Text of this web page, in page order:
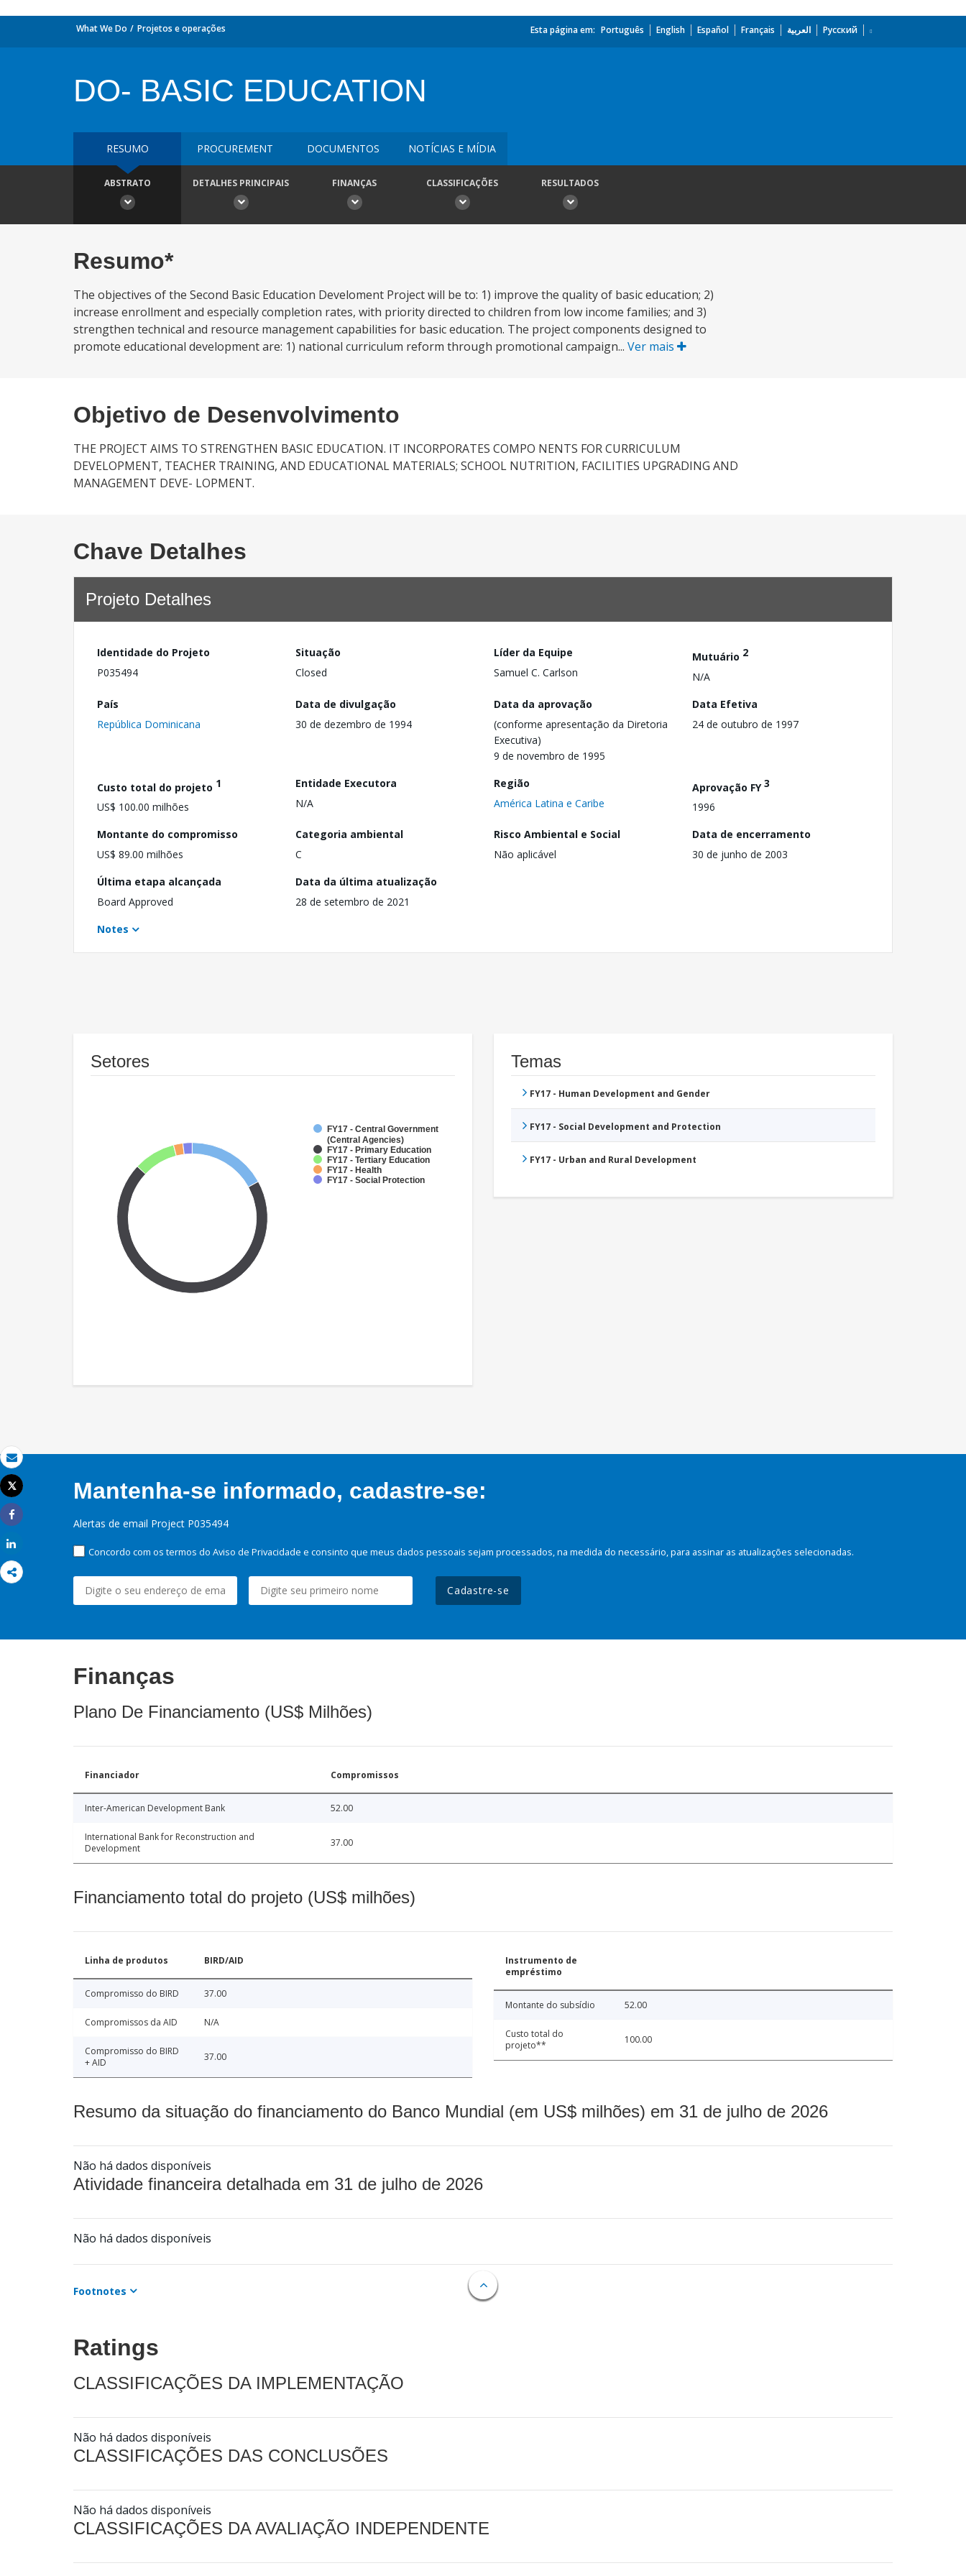
Email
Imprimir
Tweet
Share
What We Do Projetos e operações Esta página em: Português English Español Français العربية Русский
DO- BASIC EDUCATION
RESUMO PROCUREMENT DOCUMENTOS NOTÍCIAS E MÍDIA
ABSTRATO DETALHES PRINCIPAIS FINANÇAS CLASSIFICAÇÕES RESULTADOS
Resumo*
The objectives of the Second Basic Education Develoment Project will be to: 1) improve the quality of basic education; 2)
increase enrollment and especially completion rates, with priority directed to children from low income families; and 3)
strengthen technical and resource management capabilities for basic education. The project components designed to
promote educational development are: 1) national curriculum reform through promotional campaign... Ver mais
Objetivo de Desenvolvimento
THE PROJECT AIMS TO STRENGTHEN BASIC EDUCATION. IT INCORPORATES COMPO NENTS FOR CURRICULUM
DEVELOPMENT, TEACHER TRAINING, AND EDUCATIONAL MATERIALS; SCHOOL NUTRITION, FACILITIES UPGRADING AND
MANAGEMENT DEVE- LOPMENT.
Chave Detalhes
Projeto Detalhes
Identidade do Projeto
P035494
Situação
Closed
Líder da Equipe
Samuel C. Carlson
Mutuário 2
N/A
País
República Dominicana
Data de divulgação
30 de dezembro de 1994
Data da aprovação
(conforme apresentação da Diretoria
Executiva)
9 de novembro de 1995
Data Efetiva
24 de outubro de 1997
Custo total do projeto 1
US$ 100.00 milhões
Entidade Executora
N/A
Região
América Latina e Caribe
Aprovação FY3
1996
Montante do compromisso
US$ 89.00 milhões
Categoria ambiental
C
Risco Ambiental e Social
Não aplicável
Data de encerramento
30 de junho de 2003
Última etapa alcançada
Board Approved
Data da última atualização
28 de setembro de 2021
Notes
Setores
FY17 - Central Government
(Central Agencies)
FY17 - Primary Education
FY17 - Tertiary Education
FY17 - Health
FY17 - Social Protection
Temas
FY17 - Human Development and Gender
FY17 - Social Development and Protection
FY17 - Urban and Rural Development
Mantenha-se informado, cadastre-se:
Alertas de email Project P035494
Concordo com os termos do Aviso de Privacidade e consinto que meus dados pessoais sejam processados, na medida do necessário, para assinar as atualizações selecionadas.
Cadastre-se
Finanças
Plano De Financiamento (US$ Milhões)
Financiador Compromissos
Inter-American Development Bank 52.00
International Bank for Reconstruction and
Development
37.00
Financiamento total do projeto (US$ milhões)
Linha de produtos BIRD/AID
Compromisso do BIRD 37.00
Compromissos da AID N/A
Compromisso do BIRD
+ AID
37.00
Instrumento de
empréstimo
Montante do subsídio 52.00
Custo total do
projeto**
100.00
Resumo da situação do financiamento do Banco Mundial (em US$ milhões) em 31 de julho de 2026
Não há dados disponíveis
Atividade financeira detalhada em 31 de julho de 2026
Não há dados disponíveis
Footnotes
Ratings
CLASSIFICAÇÕES DA IMPLEMENTAÇÃO
Não há dados disponíveis
CLASSIFICAÇÕES DAS CONCLUSÕES
Não há dados disponíveis
CLASSIFICAÇÕES DA AVALIAÇÃO INDEPENDENTE